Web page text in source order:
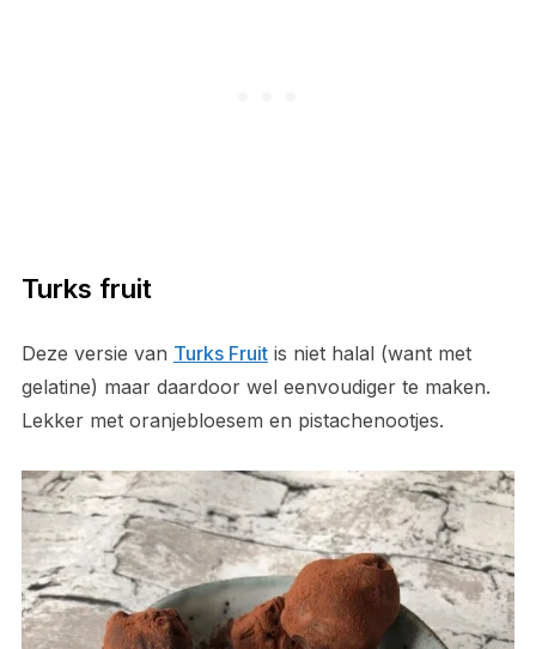
Turks fruit
Deze versie van Turks Fruitis niet halal (want met
gelatine) maar daardoor wel eenvoudiger te maken.
Lekker met oranjebloesem en pistachenootjes.